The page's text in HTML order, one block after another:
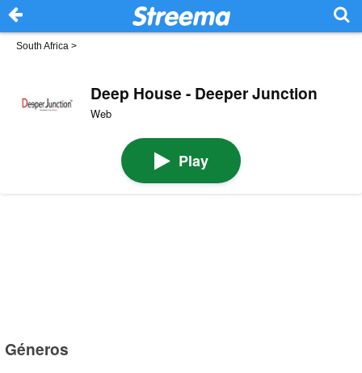
South Africa >
Deep House - Deeper Junction
Web
Play
Géneros